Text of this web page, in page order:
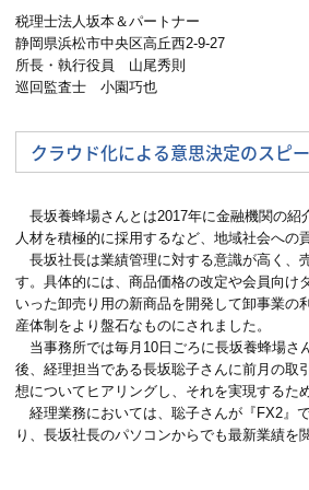
税理士法人坂本＆パートナー
静岡県浜松市中央区高丘西2-9-27
所長・執行役員 山尾秀則
巡回監査士 小園巧也
クラウド化による意思決定のスピ
長坂養蜂場さんとは2017年に金融機関の紹
人材を積極的に採用するなど、地域社会への
長坂社長は業績管理に対する意識が高く、
す。具体的には、商品価格の改定や会員向け
いった卸売り用の新商品を開発して卸事業
産体制をより盤石なものにされました。
当事務所では毎月10日ごろに長坂養蜂場さ
後、経理担当である長坂聡子さんに前月の取
想についてヒアリングし、それを実現するた
経理業務においては、聡子さんが『FX2』
り、長坂社長のパソコンからでも最新業績